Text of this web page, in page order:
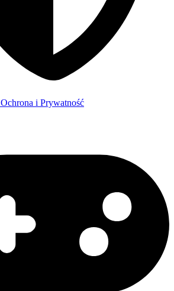
Ochrona i Prywatność